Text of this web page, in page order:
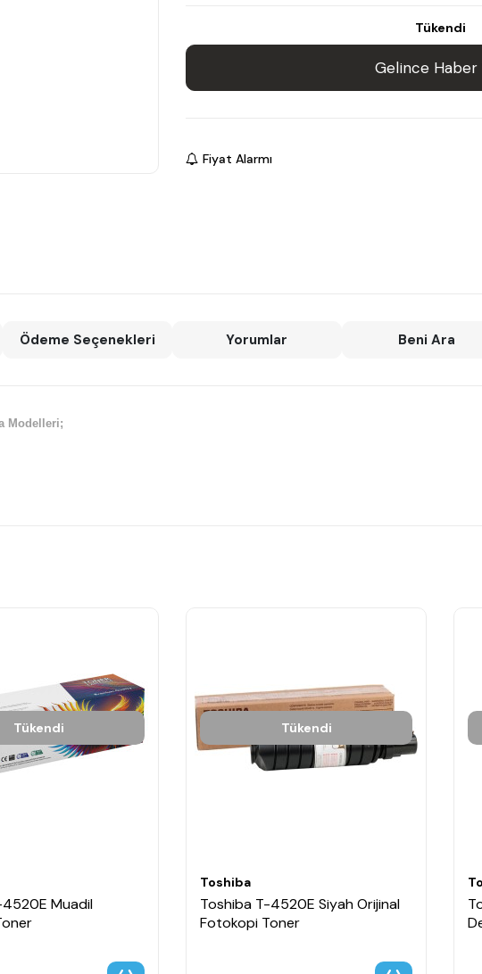
Tükendi
Gelince Haber
Fiyat Alarmı
Ödeme Seçenekleri Yorumlar Beni Ara
Modelleri;
Tükendi
Muadil
Tükendi
Toshiba
Toshiba T-4520E Siyah Orijinal
Fotokopi Toner